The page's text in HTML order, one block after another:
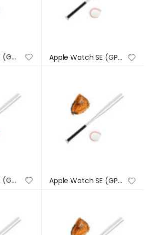
Apple Watch SE (GPS) – Caja de aluminio en plata de 44 mm – Correa deportiva en color abismo – Talla única Apple Watch SE (GPS) – Caja de aluminio en plata de 44 mm – Correa deportiva en color abismo – Talla única
Apple Watch SE (GPS) – Caja de aluminio en plata de 44 mm – Correa deportiva en color abismo – Talla única Apple Watch SE (GPS) – Caja de aluminio en plata de 44 mm – Correa deportiva en color abismo – Talla única